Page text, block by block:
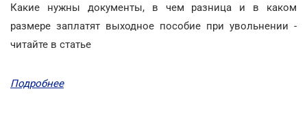
Какие нужны документы, в чем разница и в каком
размере заплатят выходное пособие при увольнении -
читайте в статье
Подробнее